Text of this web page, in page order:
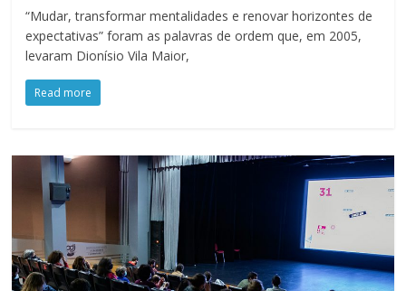
“Mudar, transformar mentalidades e renovar horizontes de
expectativas” foram as palavras de ordem que, em 2005,
levaram Dionísio Vila Maior,
Read more